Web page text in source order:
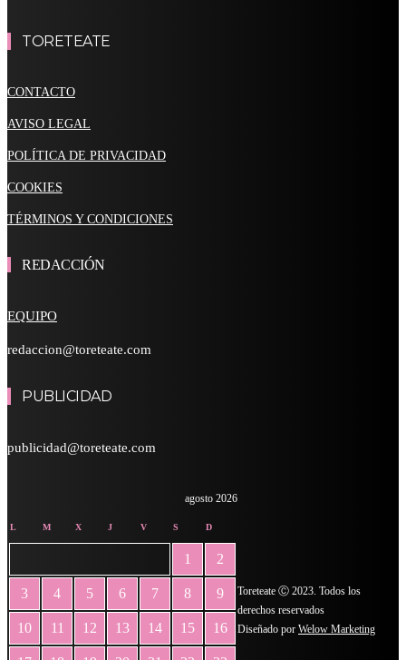
TORETEATE
CONTACTO
AVISO LEGAL
POLÍTICA DE PRIVACIDAD
COOKIES
TÉRMINOS Y CONDICIONES
REDACCIÓN
EQUIPO
redaccion@toreteate.com
PUBLICIDAD
publicidad@toreteate.com
agosto 2026
L M X J V S D
1 2
3 4 5 6 7 8 9
10 11 12 13 14 15 16
Toreteate Ⓒ 2023. Todos los
derechos reservados
Diseñado por Welow Marketing